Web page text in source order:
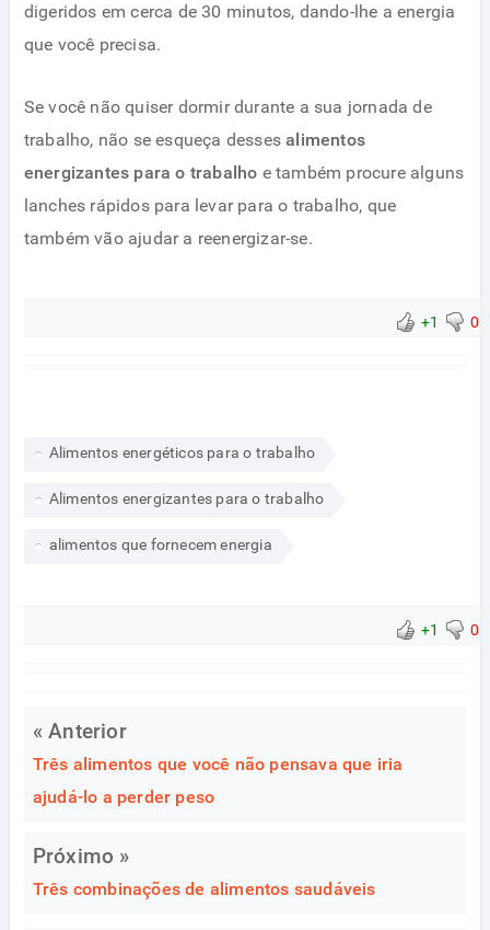
digeridos em cerca de 30 minutos, dando-lhe a energia
que você precisa.
Se você não quiser dormir durante a sua jornada de
trabalho, não se esqueça dessesalimentos
energizantes para o trabalho e também procure alguns
lanches rápidos para levar para o trabalho, que
também vão ajudar a reenergizar-se.
+1 0
Alimentos energéticos para o trabalho
Alimentos energizantes para o trabalho
alimentos que fornecem energia
+1 0
« Anterior
Três alimentos que você não pensava que iria
ajudá-lo a perder peso
Próximo »
Três combinações de alimentos saudáveis